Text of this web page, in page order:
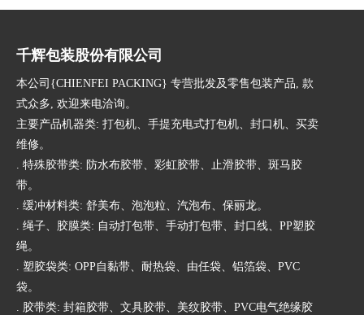
千辉包装股份有限公司
本公司{CHIENFEI PACKING} 专营批发及零售包装产品, 款
式众多, 欢迎来电洽询。
主要产品机器类: 打包机、手提充电式打包机、封口机、买卖
维修。
. 特殊胶带类: 防水布胶带、彩虹胶带、止滑胶带、斑马胶
带。
. 缓冲材料类: 舒美布、泡泡粒、汽泡布、保丽龙。
. 绳子、胶膜类: 自动打包带、手动打包带、封口线、PP塑胶
绳。
. 塑胶袋类: OPP自黏带、耐热袋、由任袋、铝箔袋、PVC
袋。
. 胶带类: 封箱胶带、文具胶带、美纹胶带、PVC电气绝缘胶